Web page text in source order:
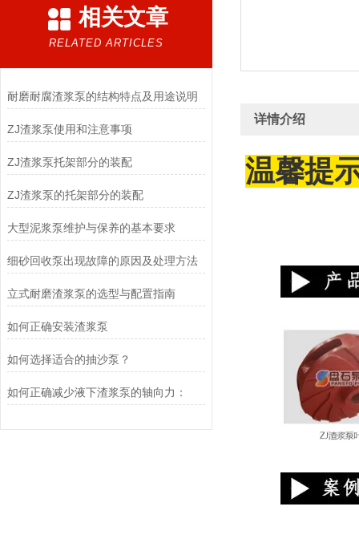
相关文章
RELATED ARTICLES
耐磨耐腐渣浆泵的结构特点及用途说明
ZJ渣浆泵使用和注意事项
ZJ渣浆泵托架部分的装配
ZJ渣浆泵的托架部分的装配
大型泥浆泵维护与保养的基本要求
细砂回收泵出现故障的原因及处理方法
立式耐磨渣浆泵的选型与配置指南
如何正确安装渣浆泵
如何选择适合的抽沙泵？
如何正确减少液下渣浆泵的轴向力：
详情介绍
温馨提